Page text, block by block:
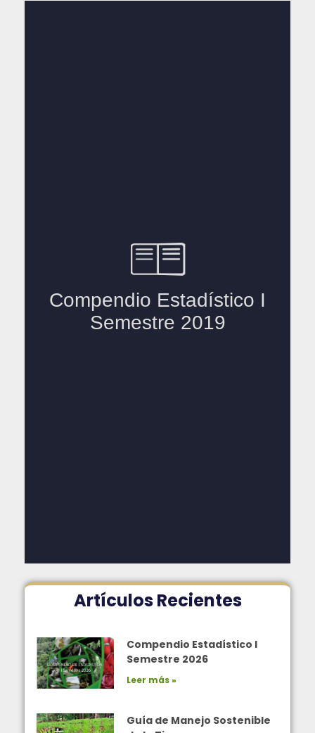
Artículos Recientes
Compendio Estadístico I
Semestre 2026
Leer más »
Guía de Manejo Sostenible